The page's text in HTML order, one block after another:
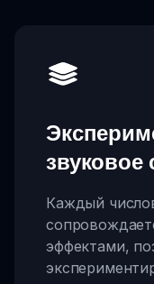
Каждый
эффектами,